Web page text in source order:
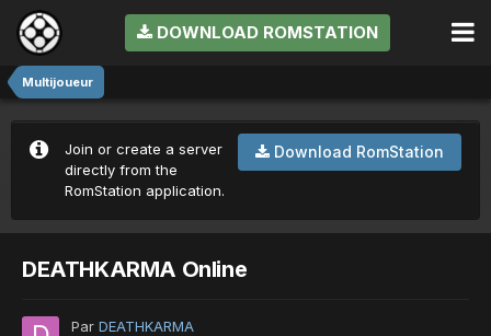
DOWNLOAD ROMSTATION
Multijoueur
Download RomStation
Join or create a server
directly from the
RomStation application.
DEATHKARMA Online
Par DEATHKARMA